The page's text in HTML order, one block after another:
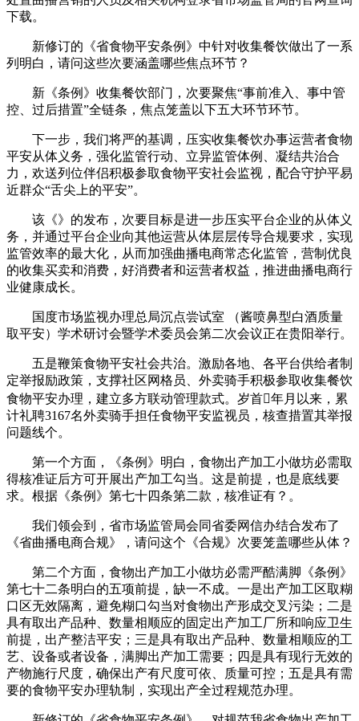
下载。
新修订的《省食物平安条例》中针对收集餐饮做出了一系
列明白，请问这些次要涵盖哪些焦点环节？
新《条例》收集餐饮部门，次要聚焦“事前准入、事中管
控、过后措置”全链条，焦点笼盖以下五大环节环节。
下一步，我们将严的基调，压实收集餐饮办事运营者食物
平安从体义务，强化监管行动、立异监管体例、凝结共治合
力，欢送列位伴侣积极参取食物平安社会监视，配合守护平易
近群众“舌尖上的平安”。
该《》的发布，次要目标是进一步压实平台企业的从体义
务，并通过平台企业向其他运营从体层层传导合规要求，实现
监管效率的最大化，从而加强曲播电商常态化监管，营制优良
的收集买卖和消费，好消费者和运营者权益，推进曲播电商行
业健康成长。
国度市场监视办理总局沉点尝试室 （酱喷鼻型白酒质量
取平安）学术研讨会暨学术委员会第二次会议正在贵阳举行。
五是鞭策食物平安社会共治。激励各地、各平台供给者制
定举报励政策，支撑社区网格员、外卖骑手积极参取收集餐饮
食物平安办理，建立多方联动管理款式。岁首年月以来，累
计礼聘3167名外卖骑手担任食物平安监视员，核查措置其举报
问题线个。
第一个方面，《条例》明白，食物出产加工小做坊必需取
得核准证后方可开展出产加工勾当。这是前提，也是底线要
求。根据《条例》第七十四条第二款，核准证有？。
我们领会到，省市场监管局会同省委网信办结合发布了
《省曲播电商合规》，请问这个《合规》次要笼盖哪些从体？
第二个方面，食物出产加工小做坊必需严酷满脚《条例》
第七十二条明白的五项前提，缺一不成。一是出产加工区取糊
口区无效隔离，避免糊口勾当对食物出产形成交叉污染；二是
具有取出产品种、数量相顺应的固定出产加工厂所和响应卫生
前提，出产整洁平安；三是具有取出产品种、数量相顺应的工
艺、设备或者设备，满脚出产加工需要；四是具有现行无效的
产物施行尺度，确保出产有尺度可依、质量可控；五是具有需
要的食物平安办理轨制，实现出产全过程规范办理。